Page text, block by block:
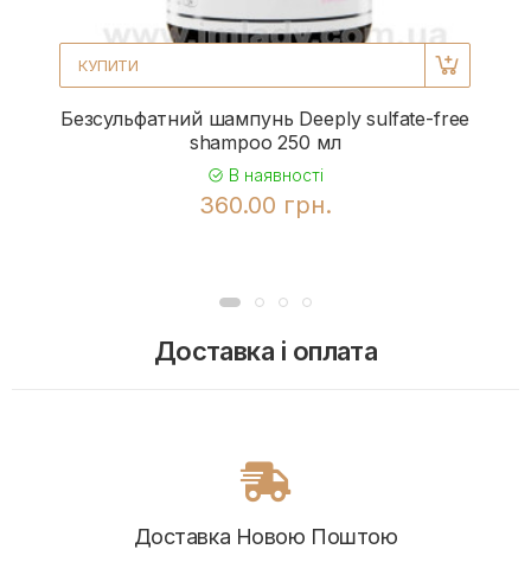
КУПИТИ
Безсульфатний шампунь Deeply sulfate-free
shampoo 250 мл
В наявності
360.00 грн.
Доставка і оплата
Доставка Новою Поштою